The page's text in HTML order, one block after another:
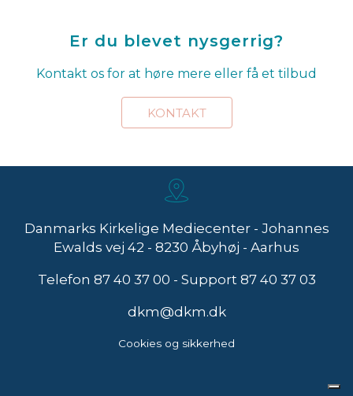
Er du blevet nysgerrig?
Kontakt os for at høre mere eller få et tilbud
KONTAKT
Danmarks Kirkelige Mediecenter - Johannes
Ewalds vej 42 - 8230 Åbyhøj - Aarhus
Telefon 87 40 37 00 - Support 87 40 37 03
dkm@dkm.dk
Cookies og sikkerhed